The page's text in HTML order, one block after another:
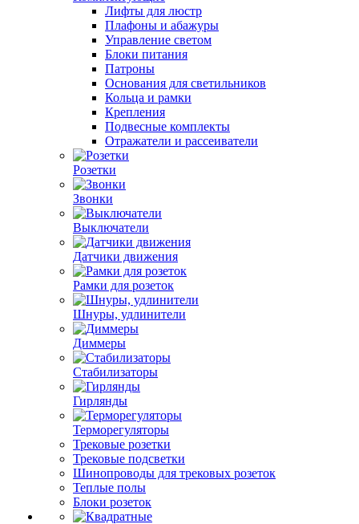
Лифты для люстр
Плафоны и абажуры
Управление светом
Блоки питания
Патроны
Основания для светильников
Кольца и рамки
Крепления
Подвесные комплекты
Отражатели и рассеиватели
Розетки
Звонки
Выключатели
Датчики движения
Рамки для розеток
Шнуры, удлинители
Диммеры
Стабилизаторы
Гирлянды
Терморегуляторы
Трековые розетки
Трековые подсветки
Шинопроводы для трековых розеток
Теплые полы
Блоки розеток